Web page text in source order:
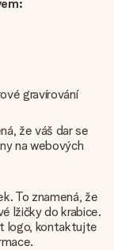
gravírování
že váš dar se
na webových
To znamená, že
lžičky do krabice.
logo, kontaktujte